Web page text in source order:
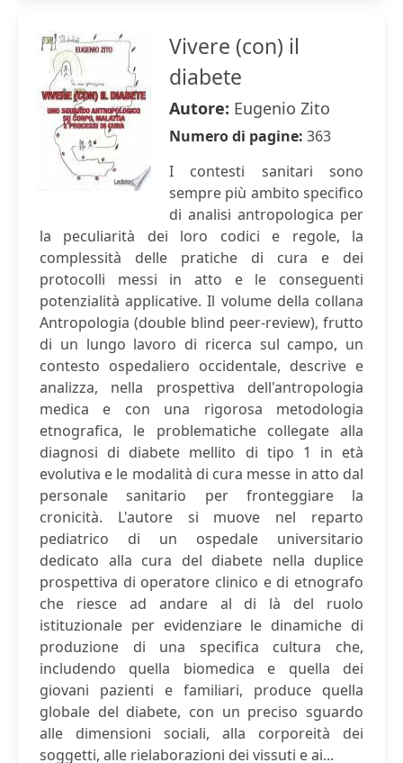
Vivere (con) il
diabete
Autore: Eugenio Zito
Numero di pagine: 363
I contesti sanitari sono
sempre più ambito specifico
di analisi antropologica per
la peculiarità dei loro codici e regole, la
complessità delle pratiche di cura e dei
protocolli messi in atto e le conseguenti
potenzialità applicative. Il volume della collana
Antropologia (double blind peer-review), frutto
di un lungo lavoro di ricerca sul campo, un
contesto ospedaliero occidentale, descrive e
analizza, nella prospettiva dell'antropologia
medica e con una rigorosa metodologia
etnografica, le problematiche collegate alla
diagnosi di diabete mellito di tipo 1 in età
evolutiva e le modalità di cura messe in atto dal
personale sanitario per fronteggiare la
cronicità. L'autore si muove nel reparto
pediatrico di un ospedale universitario
dedicato alla cura del diabete nella duplice
prospettiva di operatore clinico e di etnografo
che riesce ad andare al di là del ruolo
istituzionale per evidenziare le dinamiche di
produzione di una specifica cultura che,
includendo quella biomedica e quella dei
giovani pazienti e familiari, produce quella
globale del diabete, con un preciso sguardo
alle dimensioni sociali, alla corporeità dei
soggetti, alle rielaborazioni dei vissuti e ai...